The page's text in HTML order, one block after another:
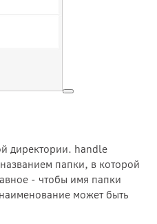
директории. handle
папки, в которой
- чтобы имя папки
может быть